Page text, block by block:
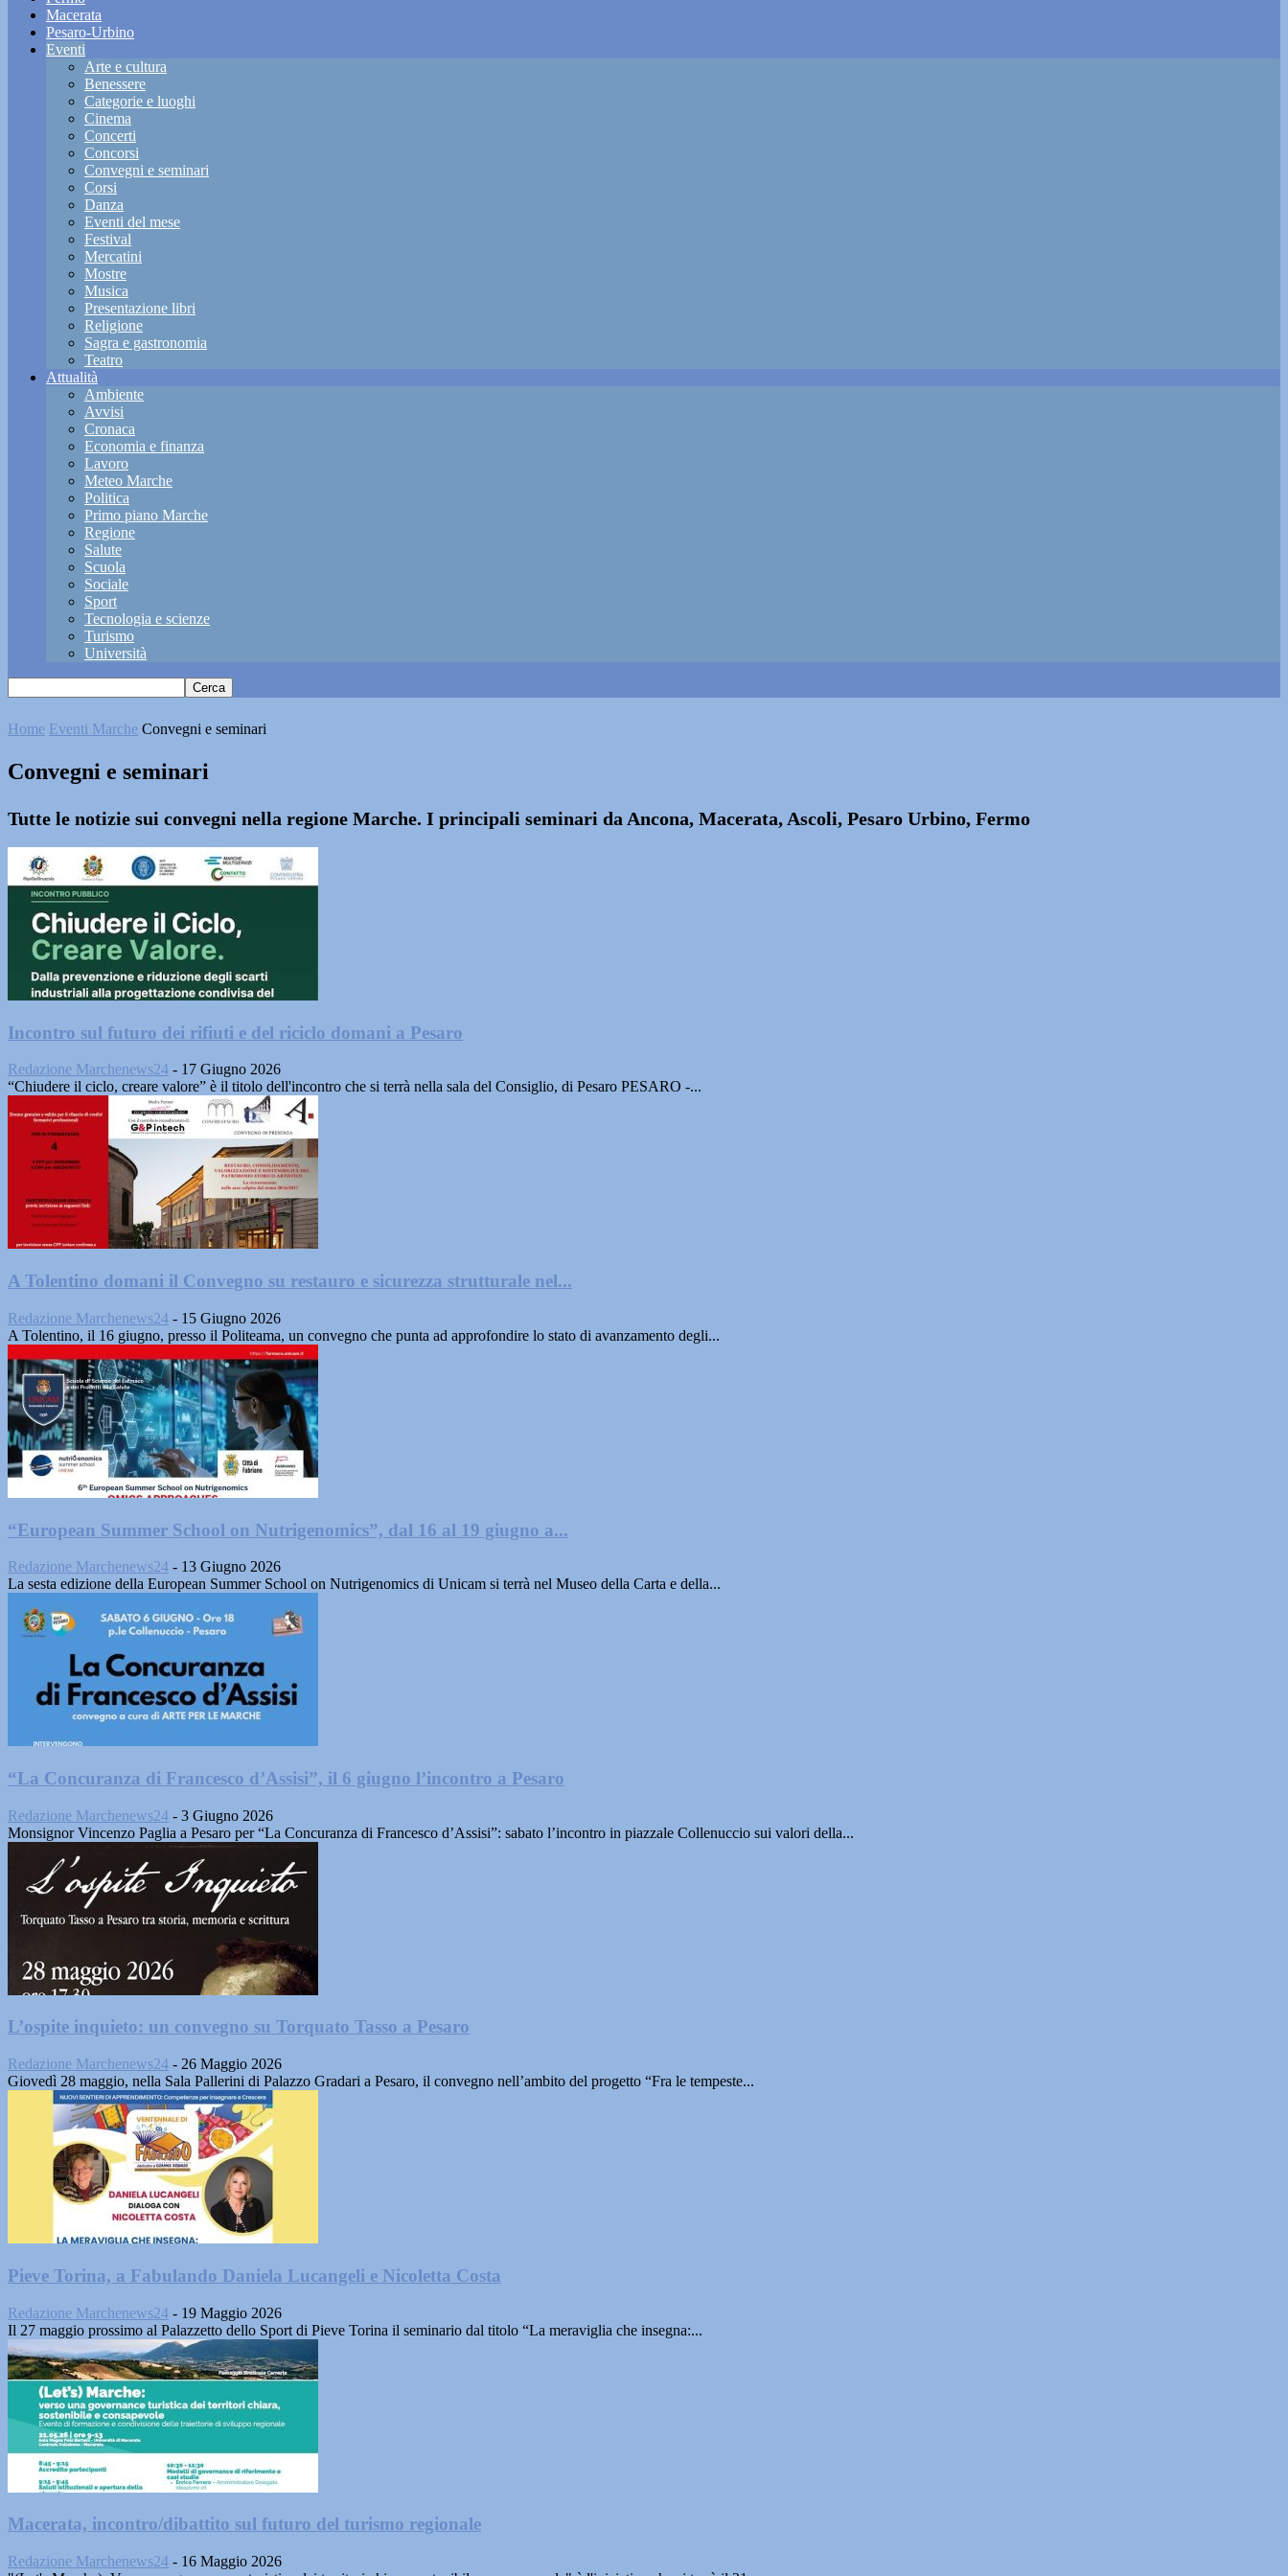
Macerata
Pesaro-Urbino
Eventi
Arte e cultura
Benessere
Categorie e luoghi
Cinema
Concerti
Concorsi
Convegni e seminari
Corsi
Danza
Eventi del mese
Festival
Mercatini
Mostre
Musica
Presentazione libri
Religione
Sagra e gastronomia
Teatro
Attualità
Ambiente
Avvisi
Cronaca
Economia e finanza
Lavoro
Meteo Marche
Politica
Primo piano Marche
Regione
Salute
Scuola
Sociale
Sport
Tecnologia e scienze
Turismo
Università
Home Eventi Marche Convegni e seminari
Convegni e seminari
Tutte le notizie sui convegni nella regione Marche. I principali seminari da Ancona, Macerata, Ascoli, Pesaro Urbino, Fermo
Incontro sul futuro dei rifiuti e del riciclo domani a Pesaro
Redazione Marchenews24 - 17 Giugno 2026
“Chiudere il ciclo, creare valore” è il titolo dell'incontro che si terrà nella sala del Consiglio, di Pesaro PESARO -...
A Tolentino domani il Convegno su restauro e sicurezza strutturale nel...
Redazione Marchenews24 - 15 Giugno 2026
A Tolentino, il 16 giugno, presso il Politeama, un convegno che punta ad approfondire lo stato di avanzamento degli...
“European Summer School on Nutrigenomics”, dal 16 al 19 giugno a...
Redazione Marchenews24 - 13 Giugno 2026
La sesta edizione della European Summer School on Nutrigenomics di Unicam si terrà nel Museo della Carta e della...
“La Concuranza di Francesco d’Assisi”, il 6 giugno l’incontro a Pesaro
Redazione Marchenews24 - 3 Giugno 2026
Monsignor Vincenzo Paglia a Pesaro per “La Concuranza di Francesco d’Assisi”: sabato l’incontro in piazzale Collenuccio sui valori della...
L’ospite inquieto: un convegno su Torquato Tasso a Pesaro
Redazione Marchenews24 - 26 Maggio 2026
Giovedì 28 maggio, nella Sala Pallerini di Palazzo Gradari a Pesaro, il convegno nell’ambito del progetto “Fra le tempeste...
Pieve Torina, a Fabulando Daniela Lucangeli e Nicoletta Costa
Redazione Marchenews24 - 19 Maggio 2026
Il 27 maggio prossimo al Palazzetto dello Sport di Pieve Torina il seminario dal titolo “La meraviglia che insegna:...
Macerata, incontro/dibattito sul futuro del turismo regionale
Redazione Marchenews24 - 16 Maggio 2026